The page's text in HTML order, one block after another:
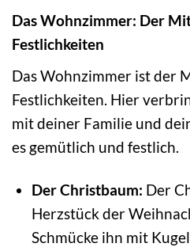
Das Wohnzimmer: Der
Festlichkeiten
Das Wohnzimmer ist der
Festlichkeiten. Hier
mit deiner Familie und
es gemütlich und festlich.
Der Christbaum: Der
Herzstück der
Schmücke ihn mit